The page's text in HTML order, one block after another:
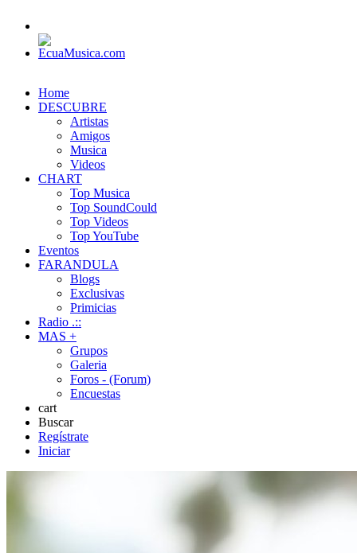
Home
DESCUBRE
Artistas
Amigos
Musica
Videos
CHART
Top Musica
Top SoundCould
Top Videos
Top YouTube
Eventos
FARANDULA
Blogs
Exclusivas
Primicias
Radio .::
MAS +
Grupos
Galeria
Foros - (Forum)
Encuestas
cart
Buscar
Regístrate
Iniciar